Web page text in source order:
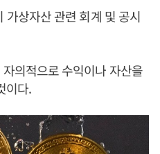
가상자산 관련 회계 및 공시
의적으로 수익이나 자산을
이다.